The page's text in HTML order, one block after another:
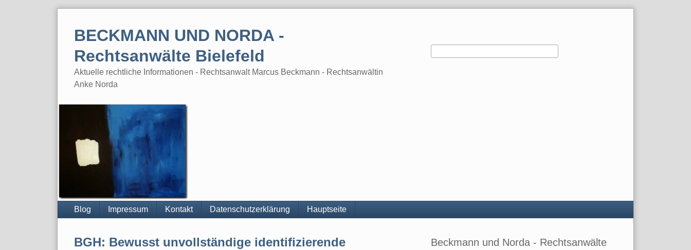
BECKMANN UND NORDA -
Rechtsanwälte Bielefeld
Aktuelle rechtliche Informationen - Rechtsanwalt Marcus Beckmann - Rechtsanwältin
Anke Norda
Blog Impressum Kontakt Datenschutzerklärung Hauptseite
BGH: Bewusst unvollständige identifizierende
Beckmann und Norda - Rechtsanwälte